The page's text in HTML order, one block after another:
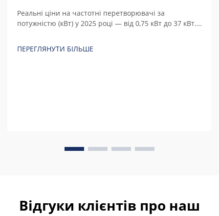
Реальні ціни на частотні перетворювачі за
потужністю (кВт) у 2025 році — від 0,75 кВт до 37 кВт.
володіння.
ПЕРЕГЛЯНУТИ БІЛЬШЕ
Відгуки клієнтів про наш